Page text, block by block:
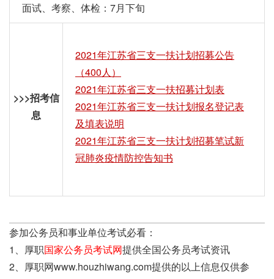
面试、考察、体检：7月下旬
>>>招考信
息
2021年江苏省三支一扶计划招募公告
（400人）
2021年江苏省三支一扶招募计划表
2021年江苏省三支一扶计划报名登记表
及填表说明
2021年江苏省三支一扶计划招募笔试新
冠肺炎疫情防控告知书
参加公务员和事业单位考试必看：
1、厚职国家公务员考试网提供全国公务员考试资讯
2、厚职网www.houzhiwang.com提供的以上信息仅供参